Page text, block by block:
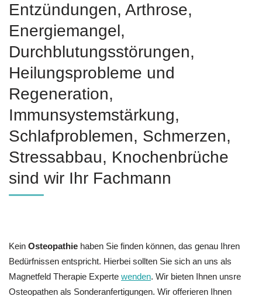
Entzündungen, Arthrose,
Energiemangel,
Durchblutungsstörungen,
Heilungsprobleme und
Regeneration,
Immunsystemstärkung,
Schlafproblemen, Schmerzen,
Stressabbau, Knochenbrüche
sind wir Ihr Fachmann
Kein Osteopathie haben Sie finden können, das genau Ihren
Bedürfnissen entspricht. Hierbei sollten Sie sich an uns als
Magnetfeld Therapie Experte wenden. Wir bieten Ihnen unsre
Osteopathen als Sonderanfertigungen. Wir offerieren Ihnen